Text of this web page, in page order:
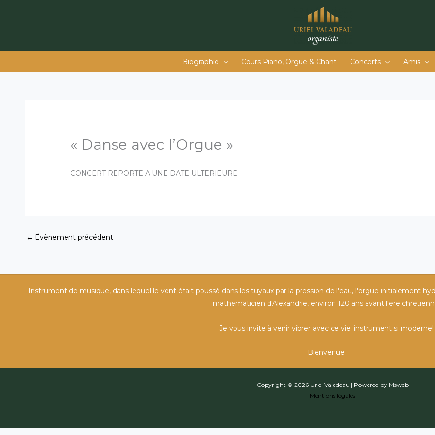
Biographie Cours Piano, Orgue & Chant Concerts Amis
« Danse avec l’Orgue »
CONCERT REPORTE A UNE DATE ULTERIEURE
← Évènement précédent
Instrument de musique, dans lequel le vent était poussé dans les tuyaux par la pression de l'eau, l'orgue initialement
mathématicien d'Alexandrie, environ 120 ans avant l'ère
Je vous invite à venir vibrer avec ce viel instrument si moderne!
Bienvenue
Copyright © 2026 Uriel Valadeau | Powered by Msweb
Mentions légales